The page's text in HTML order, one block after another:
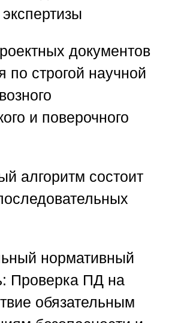
документов
по строгой научной
и поверочного
алгоритм состоит
нормативный
Проверка ПД на
обязательным